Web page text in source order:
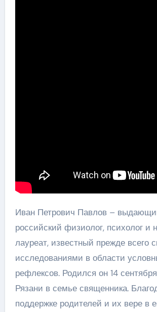
Иван Петрович Павлов –
российский физиолог, психолог и
лауреат, известный прежде всего
исследованиями в области
рефлексов. Родился он 14
Рязани в семье священника.
поддержке родителей и их вере в